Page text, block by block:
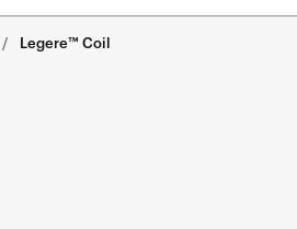
Legere™ Coil